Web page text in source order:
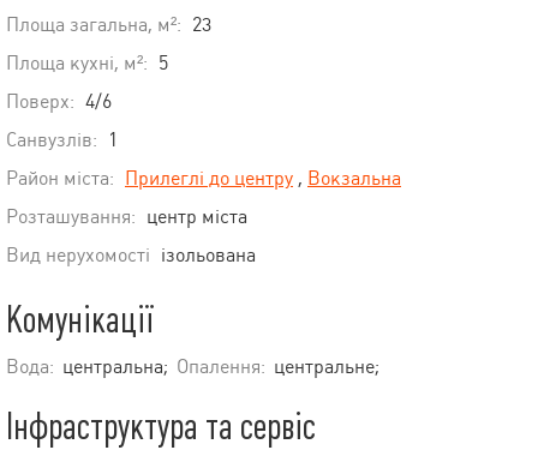
Площа загальна, м²: 23
Площа кухні, м²: 5
Поверх: 4/6
Санвузлів:
1
Район міста: Прилеглі до центру , Вокзальна
Розташування: центр міста
Вид нерухомості ізольована
Комунікації
Вода: центральна; Опалення: центральне;
Інфраструктура та сервіс